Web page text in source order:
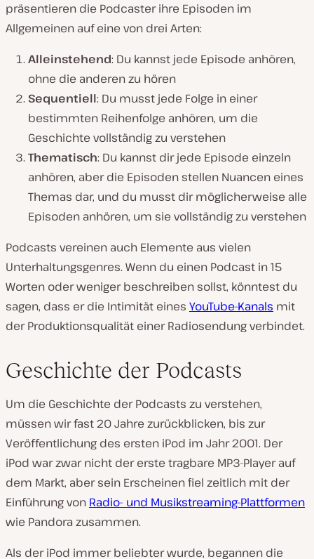
präsentieren die Podcaster ihre Episoden im
Allgemeinen auf eine von drei Arten:
Alleinstehend: Du kannst jede Episode anhören,
ohne die anderen zu hören
Sequentiell: Du musst jede Folge in einer
bestimmten Reihenfolge anhören, um die
Geschichte vollständig zu verstehen
Thematisch: Du kannst dir jede Episode einzeln
anhören, aber die Episoden stellen Nuancen eines
Themas dar, und du musst dir möglicherweise alle
Episoden anhören, um sie vollständig zu verstehen
Podcasts vereinen auch Elemente aus vielen
Unterhaltungsgenres. Wenn du einen Podcast in 15
Worten oder weniger beschreiben sollst, könntest du
sagen, dass er die Intimität eines YouTube-Kanals mit
der Produktionsqualität einer Radiosendung verbindet.
Geschichte der Podcasts
Um die Geschichte der Podcasts zu verstehen,
müssen wir fast 20 Jahre zurückblicken, bis zur
Veröffentlichung des ersten iPod im Jahr 2001. Der
iPod war zwar nicht der erste tragbare MP3-Player auf
dem Markt, aber sein Erscheinen fiel zeitlich mit der
Einführung von Radio- und Musikstreaming-Plattformen
wie Pandora zusammen.
Als der iPod immer beliebter wurde, begannen die